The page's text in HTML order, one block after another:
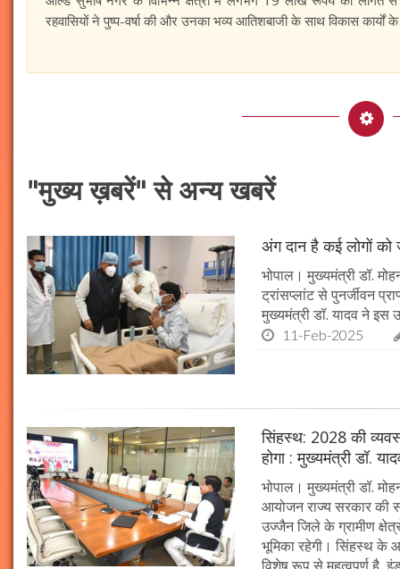
रहवासियों ने पुष्प-वर्षा की और उनका भव्य आतिशबाजी के साथ विकास कार्यों
"मुख्य ख़बरें" से अन्य खबरें
अंग दान है कई लोगों को
भोपाल। मुख्यमंत्री डॉ.
ट्रांसप्लांट से पुनर्जीवन
मुख्यमंत्री डॉ. यादव ने इस
11-Feb-2025
सिंहस्थ: 2028 की
होगा : मुख्यमंत्री डॉ.
भोपाल। मुख्यमंत्री डॉ.
आयोजन राज्य सरकार की
उज्जैन जिले के ग्रामीण
भूमिका रहेगी। सिंहस्थ के